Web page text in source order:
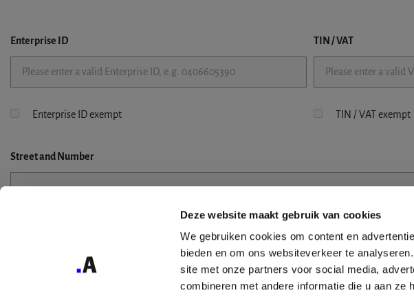
Deze website maakt gebruik van cookies
We gebruiken cookies om content en
bieden en om ons websiteverkeer te
site met onze partners voor social media,
combineren met andere informatie die u aan
Enterprise ID TIN / VAT
Enterprise ID exempt TIN / VAT exempt
Streetand Number